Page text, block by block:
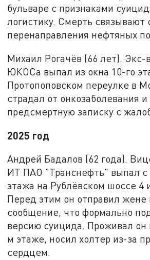
бульваре с признаками
логистику. Смерть связывают
перенаправления нефтяных
Михаил Рогачёв (66 лет).
ЮКОСа выпал из окна 10-го
Протопоповском переулке в
страдал от онкозаболевания и
предсмертную записку с
2025 год
Андрей Бадалов (62 года).
ИТ ПАО "Транснефть" выпал с
этажа на Рублёвском шоссе 4
Перед этим он отправил жене
сообщение, что формально
версию суицида. Проживал он
м этаже, носил холтер из-за
сердцем.